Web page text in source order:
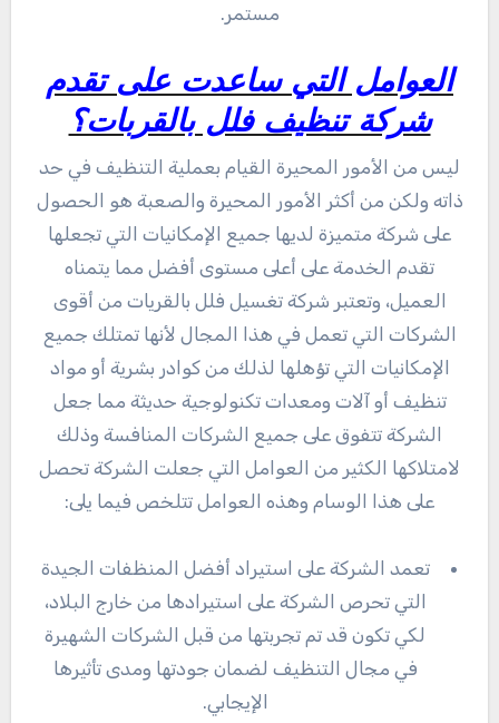
مستمر.
العوامل التي ساعدت على تقدم
شركة تنظيف فلل بالقربات؟
ليس من الأمور المحيرة القيام بعملية التنظيف في حد
ذاته ولكن من أكثر الأمور المحيرة والصعبة هو الحصول
على شركة متميزة لديها جميع الإمكانيات التي تجعلها
تقدم الخدمة على أعلى مستوى أفضل مما يتمناه
العميل، وتعتبر شركة تغسيل فلل بالقريات من أقوى
الشركات التي تعمل في هذا المجال لأنها تمتلك جميع
الإمكانيات التي تؤهلها لذلك من كوادر بشرية أو مواد
تنظيف أو آلات ومعدات تكنولوجية حديثة مما جعل
الشركة تتفوق على جميع الشركات المنافسة وذلك
لامتلاكها الكثير من العوامل التي جعلت الشركة تحصل
على هذا الوسام وهذه العوامل تتلخص فيما يلى:
تعمد الشركة على استيراد أفضل المنظفات الجيدة
التي تحرص الشركة على استيرادها من خارج البلاد،
لكي تكون قد تم تجربتها من قبل الشركات الشهيرة
في مجال التنظيف لضمان جودتها ومدى تأثيرها
الإيجابي.